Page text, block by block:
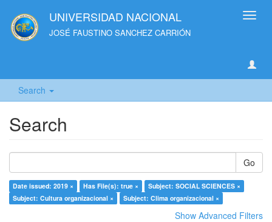
UNIVERSIDAD NACIONAL
JOSÉ FAUSTINO SANCHEZ CARRIÓN
Search
Search
Go
Date issued: 2019 × Has File(s): true ×
Subject: SOCIAL SCIENCES ×
Subject: Cultura organizacional ×
Subject: Clima organizacional ×
Show Advanced Filters